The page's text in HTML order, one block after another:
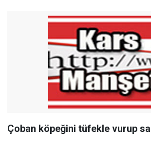
Çoban köpeğini tüfekle vurup